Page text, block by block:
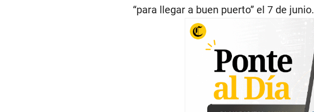
“para llegar a buen puerto” el 7 de junio.